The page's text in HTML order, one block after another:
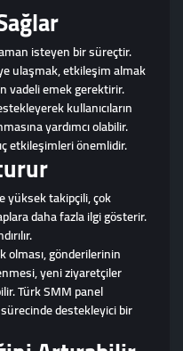
isteyen bir süreçtir.
ulaşmak, etkileşim almak
vadeli emek gerektirir.
kullanıcıların
yardımcı olabilir.
etkileşimleri önemlidir.
yüksek takipçili, çok
daha fazla ilgi gösterir.
olması, gönderilerinin
yeni ziyaretçiler
Türk SMM panel
destekleyici bir